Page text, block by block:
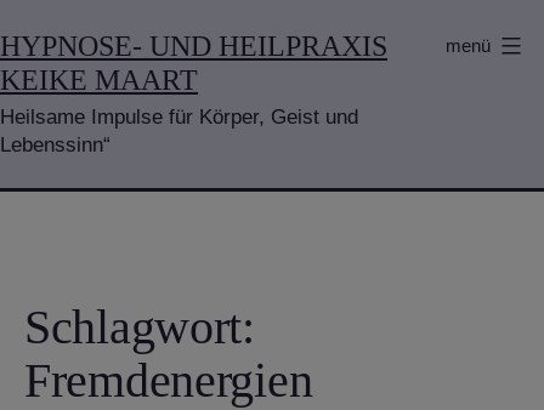
Inhalt
springen
HYPNOSE- UND HEILPRAXIS
KEIKE MAART
Heilsame Impulse für Körper, Geist und
Lebenssinn“
menü
Schlagwort:
Fremdenergien